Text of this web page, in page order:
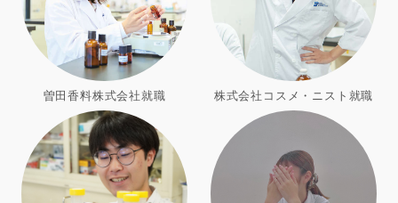
曽田香料株式会社就職 株式会社コスメ・ニスト就職